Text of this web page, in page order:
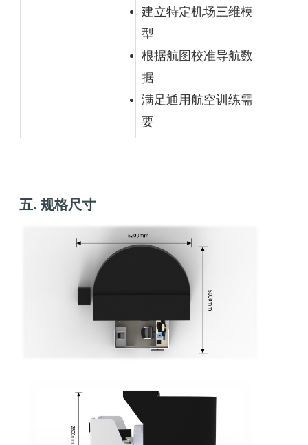
建立特定机场三维模
型
根据航图校准导航数
据
满足通用航空训练需
要
五. 规格尺寸